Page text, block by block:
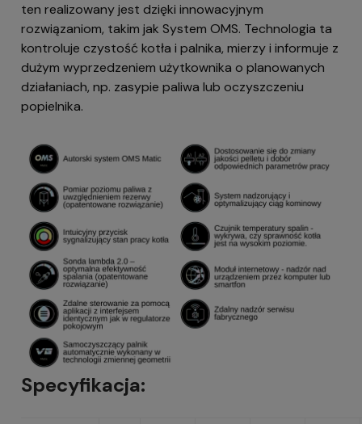
ten realizowany jest dzięki innowacyjnym
rozwiązaniom, takim jak System OMS. Technologia ta
kontroluje czystość kotła i palnika, mierzy i informuje z
dużym wyprzedzeniem użytkownika o planowanych
działaniach, np. zasypie paliwa lub oczyszczeniu
popielnika.
Specyfikacja: